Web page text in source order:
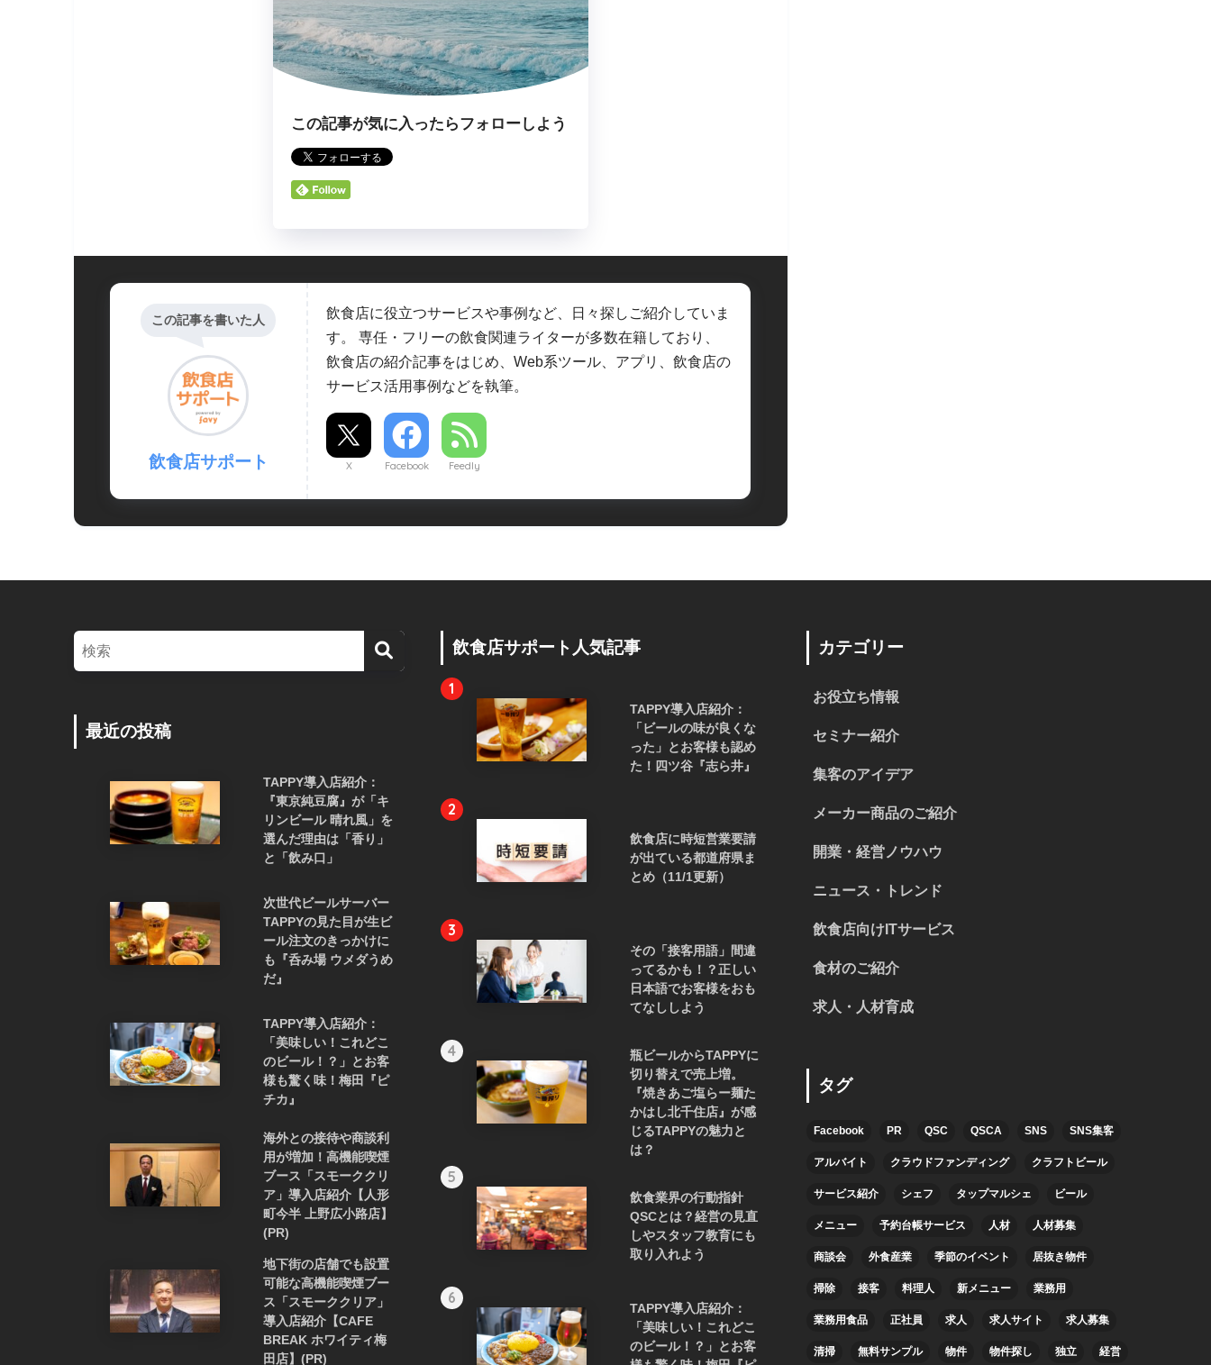
この記事が気に入ったらフォローしよう
この記事を書いた人
飲食店サポート
飲食店に役立つサービスや事例など、日々探しご紹介していま
す。 専任・フリーの飲食関連ライターが多数在籍しており、
飲食店の紹介記事をはじめ、Web系ツール、アプリ、飲食店の
サービス活用事例などを執筆。
X Facebook Feedly
最近の投稿
TAPPY導入店紹介：
『東京純豆腐』が「キ
リンビール 晴れ風」を
選んだ理由は「香り」
と「飲み口」
次世代ビールサーバー
TAPPYの見た目が生ビ
ール注文のきっかけに
も『呑み場 ウメダうめ
だ』
TAPPY導入店紹介：
「美味しい！これどこ
のビール！？」とお客
様も驚く味！梅田『ピ
チカ』
海外との接待や商談利
用が増加！高機能喫煙
ブース「スモーククリ
ア」導入店紹介【人形
町今半 上野広小路店】
(PR)
地下街の店舗でも設置
可能な高機能喫煙ブー
ス「スモーククリア」
導入店紹介【CAFE
BREAK ホワイティ梅
田店】(PR)
飲食店サポート人気記事
1
TAPPY導入店紹介：
「ビールの味が良くな
った」とお客様も認め
た！四ツ谷『志ら井』
2
飲食店に時短営業要請
が出ている都道府県ま
とめ（11/1更新）
3
その「接客用語」間違
ってるかも！？正しい
日本語でお客様をおも
てなししよう
4
瓶ビールからTAPPYに
切り替えで売上増。
『焼きあご塩らー麺た
かはし北千住店』が感
じるTAPPYの魅力と
は？
5
飲食業界の行動指針
QSCとは？経営の見直
しやスタッフ教育にも
取り入れよう
6
TAPPY導入店紹介：
「美味しい！これどこ
のビール！？」とお客
カテゴリー
お役立ち情報
セミナー紹介
集客のアイデア
メーカー商品のご紹介
開業・経営ノウハウ
ニュース・トレンド
飲食店向けITサービス
食材のご紹介
求人・人材育成
タグ
Facebook PR QSC QSCA SNS SNS集客
アルバイト クラウドファンディング クラフトビール
サービス紹介 シェフ タップマルシェ ビール
メニュー 予約台帳サービス 人材 人材募集
商談会 外食産業 季節のイベント 居抜き物件
掃除 接客 料理人 新メニュー 業務用
業務用食品 正社員 求人 求人サイト 求人募集
清掃 無料サンプル 物件 物件探し 独立 経営